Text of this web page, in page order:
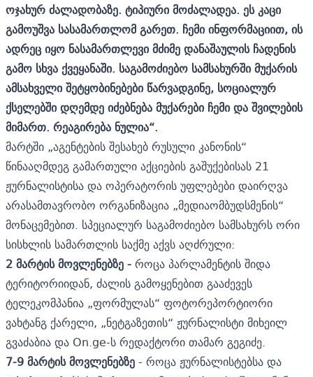
ოჯახურ ძალადობაზე. ტიპიური მოძალადეა. ეს კაცი
გამოუშვა სასამართლომ გარეთ. ჩემი ინფორმაციით, ის
ადრეც იყო ნასამართლევი მძიმე დანაშაულის ჩადენის
გამო სხვა ქვეყანაში. საგამოძიებო სამსახურში მუქარის
ამსახველი შეტყობინებები წარვადგინე, სოციალურ
ქსელებში დღემდე იძებნება მუქარები ჩემი და შვილების
მიმართ. რეაგირება ნულია“.
მარტში „აგენტების შესახებ რუსული კანონის“
წინააღმდეგ გამართული აქციების გაშუქებისას 21
ჟურნალისტისა და ოპერატორის უფლებები დაირღვა
არასამთავრობო ორგანიზაცია „მედიაომბუდსმენის“
მონაცემებით. სპეციალურ საგამოძიებო სამსახურს ორი
სისხლის სამართლის საქმე აქვს აღძრული:
2 მარტის მოვლენებზე -როცა პარლამენტის შიდა
ტერიტორიიდან, ძალის გამოყენებით გააძევეს
ტელეკომპანია „ფორმულას“ ფოტორეპორტიორი
ვახტანგ ქარელი, „ნეტგაზეთის“ ჟურნალისტი მიხეილ
გვაძაბია და On.ge-ს რედაქტორი თამარ გეგიძე.
7-9 მარტის მოვლენებზე- როცა ჟურნალისტებსა და